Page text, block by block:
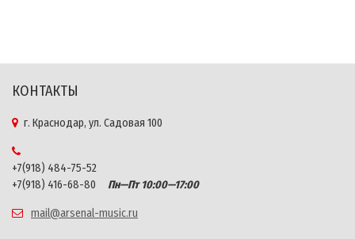
КОНТАКТЫ
г. Краснодар, ул. Садовая 100
+7(918) 484-75-52
+7(918) 416-68-80
Пн—Пт 10:00—17:00
mail@arsenal-music.ru